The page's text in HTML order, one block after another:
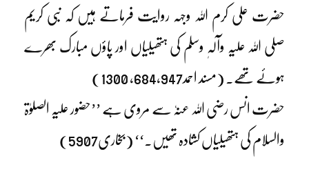
حضرت علی کرم اللہ وجہہ روایت فرماتے ہیں کہ نبی کریم
صلی اللہ علیہ وآلہٖ وسلم کی ہتھیلیاں اور پاؤں مبارک بھرے
ہوئے تھے۔ (مسند احمد684،947، 1300)
حضرت انس رضی اللہ عنہٗ سے مروی ہے ’’حضور علیہ الصلوٰۃ
والسلام کی ہتھیلیاں کشادہ تھیں۔‘‘ (بخاری5907)